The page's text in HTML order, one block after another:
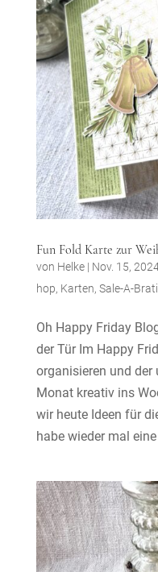
Fun Fold Karte zur
von Helke| Nov. 15,
hop, Karten, Sale-A-
Oh Happy Friday
der Tür Im Happy
organisieren und
Monat kreativ ins
wir heute Ideen für
habe wieder mal